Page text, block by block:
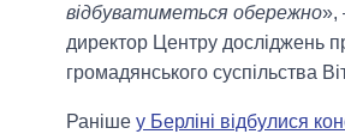
відбуватиметься обережно»,
директор Центру досліджень
громадянського суспільства
Раніше у Берліні відбулися